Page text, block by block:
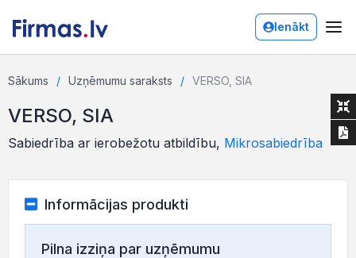
Ienākt
Sākums Uzņēmumu saraksts VERSO, SIA
VERSO, SIA
Sabiedrība ar ierobežotu atbildību, Mikrosabiedrība
Informācijas produkti
Pilna izziņa par uzņēmumu